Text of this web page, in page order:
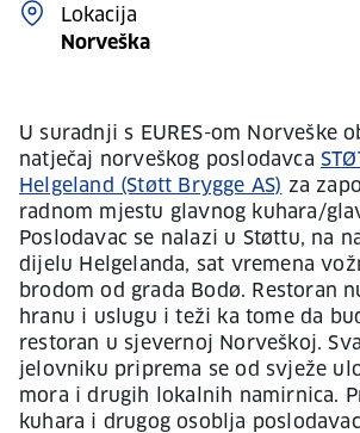
Lokacija
Norveška
U suradnji s EURES-om Norveške
natječaj norveškog poslodavca
Helgeland (Støtt Brygge AS) za
radnom mjestu glavnog kuhara/
Poslodavac se nalazi u Støttu, na
dijelu Helgelanda, sat vremena
brodom od grada Bodø. Restoran
hranu i uslugu i teži ka tome da
restoran u sjevernoj Norveškoj.
jelovniku priprema se od svježe
mora i drugih lokalnih namirnica.
kuhara i drugog osoblja